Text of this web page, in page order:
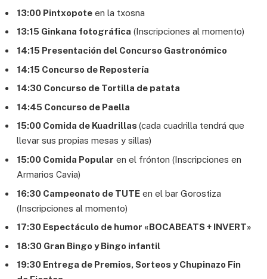
13:00 Pintxopote en la txosna
13:15 Ginkana fotográfica (Inscripciones al momento)
14:15 Presentación del Concurso Gastronómico
14:15 Concurso de Repostería
14:30 Concurso de Tortilla de patata
14:45 Concurso de Paella
15:00 Comida de Kuadrillas (cada cuadrilla tendrá que
llevar sus propias mesas y sillas)
15:00 Comida Popular en el frónton (Inscripciones en
Armarios Cavia)
16:30 Campeonato de TUTE en el bar Gorostiza
(Inscripciones al momento)
17:30 Espectáculo de humor «BOCABEATS + INVERT»
18:30 Gran Bingo y Bingo infantil
19:30 Entrega de Premios, Sorteos y Chupinazo Fin